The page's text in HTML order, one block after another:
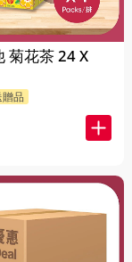
菊花茶 24 X
品